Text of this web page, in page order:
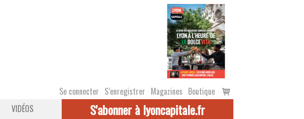
Se connecter S’enregistrer Magazines Boutique
Voir
le
VIDÉOS S'abonner à lyoncapitale.fr